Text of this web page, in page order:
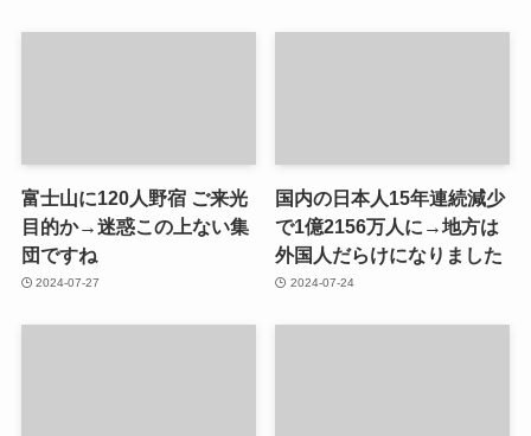
富士山に120人野宿 ご来光
目的か→迷惑この上ない集
団ですね
2024-07-27
国内の日本人15年連続減少
で1億2156万人に→地方は
外国人だらけになりました
2024-07-24